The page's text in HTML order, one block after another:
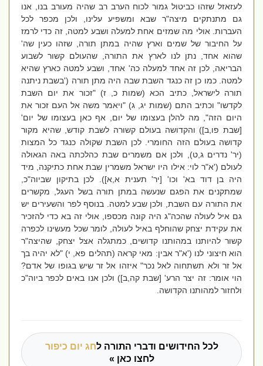
לעזאזל שזהו כביטול גמור לכוח הערב רב שהיה מעורב בנו, אנו
גם מתנתקים מיצה"ר שבא ומשפיע עלינו, ולכן מכפר לכל
העברות. אולי מה שמזים אחת למעלה ושבע למטה, זה כדי לרמז
על החיבור של שמים וארץ שהיה במתן תורה, שזהו כעין שה'
שהוא אחד, נתן לנו לארץ את התורה, שהעולם קשור לשבוע
הבריאה, לכן זה אחד למעלה כה' אחד, ושבע למטה כארץ שהיא
למטה. כמו כן זה כנגד השבת שבה היה מתן תורה ('בשבת ניתנה
תורה לישראל, כתיב הכא (שמות כ, ז) "זכור את יום השבת
לקדשו" וכתיב התם (שמות יג, ג) "ויאמר משה אל העם זכור את
היום הזה", מה להלן בעצומו של יום, אף כאן בעצומו של יום'
[שבת פו,ב]) והקדושה בעולם קשורה לשבת קודש, שהיא מקור
קדושה בעולם הזה החומרי. לכן השבת שקולה כנגד כל המצות
(יר' נדרים ג,ט), ולכן אם משמרים שבת כהלכתה באה הגאולה
לעולם ('א"ר לוי: אילו היו ישראל משמרין שבת אחת כתיקנה, מיד
היה בן דוד בא' וכו' [יר' תענית א,א]). לכן בתיקון שביוה"כ,
שמתקנים את הפגם שנעשה במתן תורה בשל העגל, מקשרים
את התורה עם השבת, ולכן שבע למטה. בנוסף לפר והשעירים יש
גם איל לעולה שהכה"ג היה קונה מכספו, אולי זה בא כדי להזכיר
את עקידת יצחק שהוחלף באיל לעולה, לומר שכל מעשינו לכפרה
קשור להיותנו במהותנו קדושים, כמתגלה אצל יצחק, שהיצה"ר
הוא חיצוני לנו ('א"ר אבין: מאי קראה (תהלים פא, י) "לא יהיה בך
אל זר ולא תשתחוה לאל נכר" איזהו אל זר שיש בגופו של אדם?
הוי אומר: זה יצר הרע' [שבת קה,ב]) ולכן אנו באים לכפר ביוה"כ
ולחזור למהותנו הקדושה.
לכל החידושים ודברי התורה לחג יום כיפור
לחצו כאן »